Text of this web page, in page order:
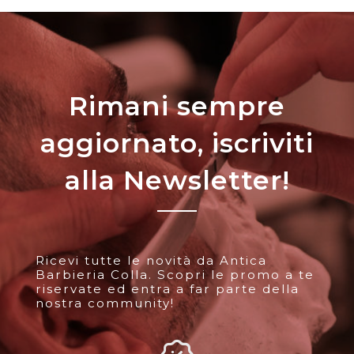
Rimani sempre
aggiornato, iscriviti
alla Newsletter!
Ricevi tutte le novità da Antica
Barbieria Colla. Scopri le promo a te
riservate ed entra a far parte della
nostra community!